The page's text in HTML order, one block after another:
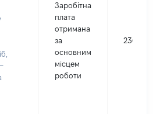
Заробітна
плата
отримана
за
основним
місцем
роботи
236163